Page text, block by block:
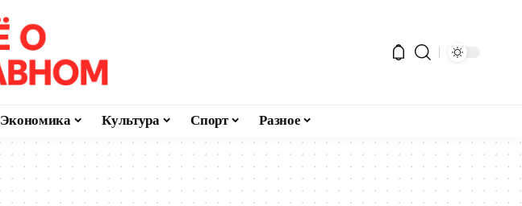
Экономика Культура Спорт Разное